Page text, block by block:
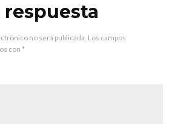
respuesta
no será publicada. Los campos
con *